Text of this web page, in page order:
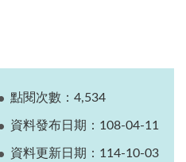
點閱次數：4,534
資料發布日期：108-04-11
資料更新日期：114-10-03